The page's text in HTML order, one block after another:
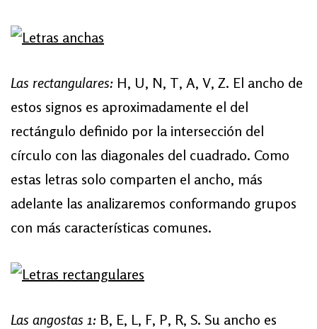
Las rectangulares: H, U, N, T, A, V, Z. El ancho de
estos signos es aproximadamente el del
rectángulo definido por la intersección del
círculo con las diagonales del cuadrado. Como
estas letras solo comparten el ancho, más
adelante las analizaremos conformando grupos
con más características comunes.
Las angostas 1: B, E, L, F, P, R, S. Su ancho es